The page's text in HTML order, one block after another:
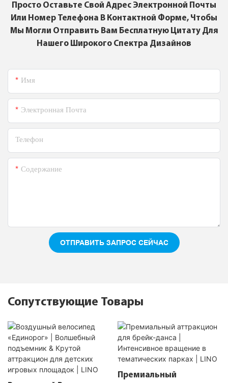
Просто Оставьте Свой Адрес Электронной Почты
Или Номер Телефона В Контактной Форме, Чтобы
Мы Могли Отправить Вам Бесплатную Цитату Для
Нашего Широкого Спектра Дизайнов
Имя
Электронная Почта
Телефон
Содержание
ОТПРАВИТЬ ЗАПРОС СЕЙЧАС
Сопутствующие Товары
Премиальный